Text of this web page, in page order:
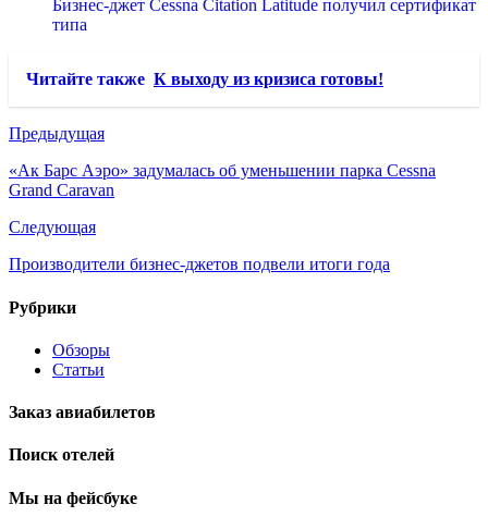
Бизнес-джет Cessna Citation Latitude получил сертификат
типа
Читайте также К выходу из кризиса готовы!
Предыдущая
«Ак Барс Аэро» задумалась об уменьшении парка Cessna
Grand Caravan
Следующая
Производители бизнес-джетов подвели итоги года
Рубрики
Обзоры
Статьи
Заказ авиабилетов
Поиск отелей
Мы на фейсбуке